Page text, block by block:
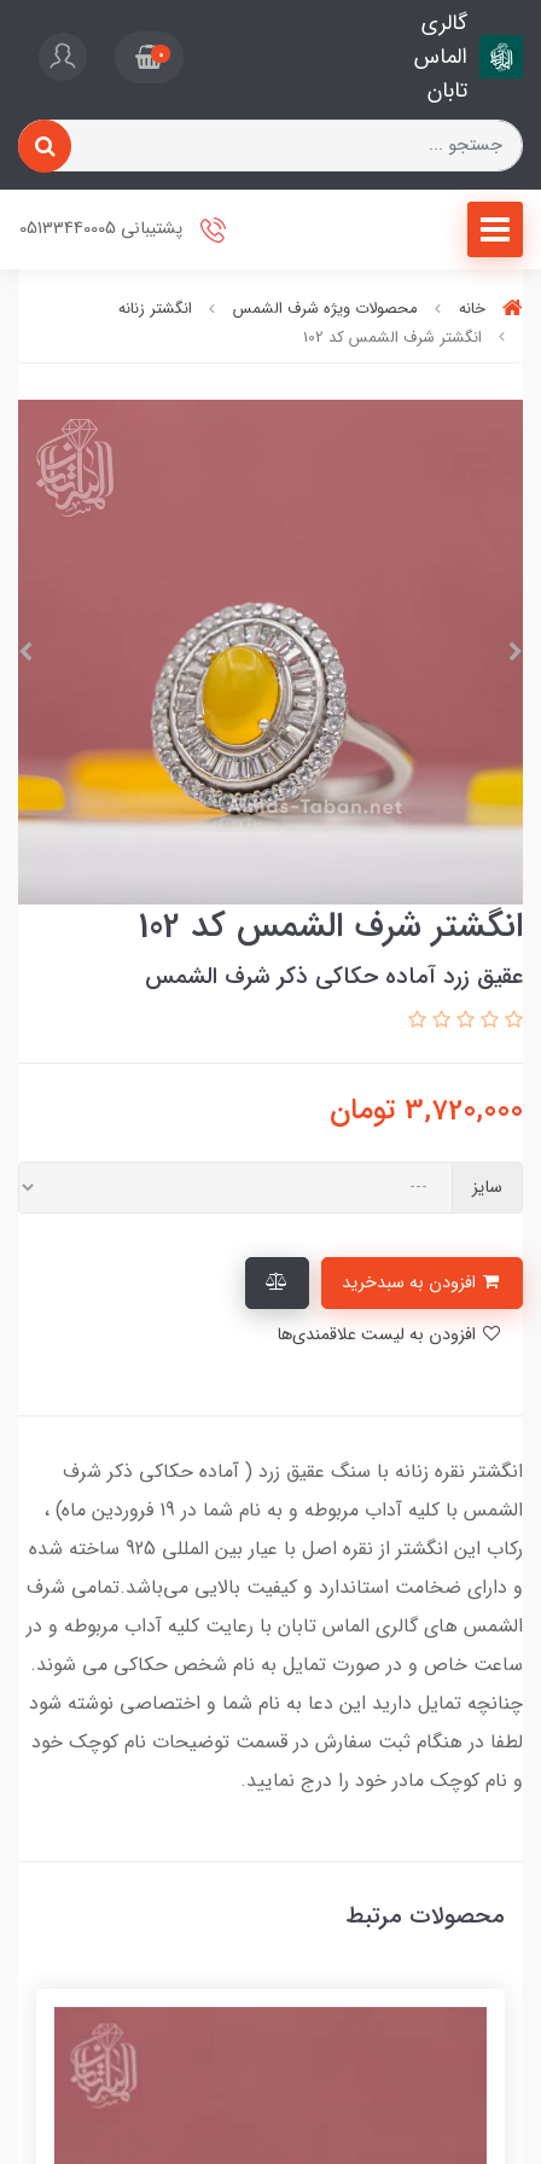
گالری
الماس
تابان
0
پشتیبانی 05133440005
خانه محصولات ویژه شرف الشمس
انگشتر زنانه
انگشتر شرف الشمس کد 102
انگشتر شرف الشمس کد 102
عقیق زرد آماده حکاکی ذکر شرف الشمس
3,720,000 تومان
سایز
انگشتر نقره زنانه با سنگ عقیق زرد ( آماده حکاکی ذکر شرف
الشمس با کلیه آداب مربوطه و به نام شما در 19 فروردین ماه) ،
رکاب این انگشتر از نقره اصل با عیار بین المللی 925 ساخته شده
و دارای ضخامت استاندارد و کیفیت بالایی می‌باشد.تمامی شرف
الشمس های گالری الماس تابان با رعایت کلیه آداب مربوطه و در
ساعت خاص و در صورت تمایل به نام شخص حکاکی می شوند.
چنانچه تمایل دارید این دعا به نام شما و اختصاصی نوشته شود
لطفا در هنگام ثبت سفارش در قسمت توضیحات نام کوچک خود
و نام کوچک مادر خود را درج نمایید.
محصولات مرتبط